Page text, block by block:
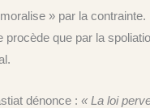
» par la contrainte.
procède que par la
dénonce : « La loi